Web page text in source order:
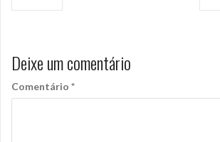
Deixe um comentário
Comentário *